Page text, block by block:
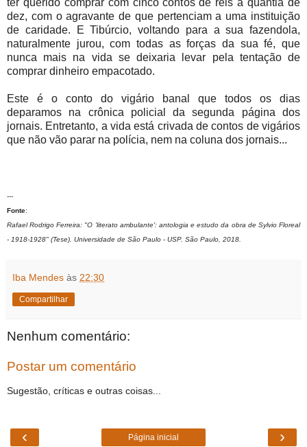
ter querido comprar com cinco contos de réis a quantia de
dez, com o agravante de que pertenciam a uma instituição
de caridade. E Tibúrcio, voltando para a sua fazendola,
naturalmente jurou, com todas as forças da sua fé, que
nunca mais na vida se deixaria levar pela tentação de
comprar dinheiro empacotado.
Este é o conto do vigário banal que todos os dias
deparamos na crônica policial da segunda página dos
jornais. Entretanto, a vida está crivada de contos de vigários
que não vão parar na polícia, nem na coluna dos jornais...
---
Fonte:
Rafael Rodrigo Ferreira: "O 'literato ambulante': antologia e estudo da obra de Sylvio Floreal
- 1918-1928" (Tese). Universidade de São Paulo - USP. São Paulo, 2018.
Iba Mendes às 22:30
Compartilhar
Nenhum comentário:
Postar um comentário
Sugestão, críticas e outras coisas...
‹ ›
Página inicial